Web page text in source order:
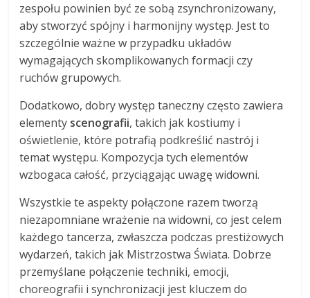
zespołu powinien być ze sobą zsynchronizowany,
aby stworzyć spójny i harmonijny występ. Jest to
szczególnie ważne w przypadku układów
wymagających skomplikowanych formacji czy
ruchów grupowych.
Dodatkowo, dobry występ taneczny często zawiera
elementy scenografii, takich jak kostiumy i
oświetlenie, które potrafią podkreślić nastrój i
temat występu. Kompozycja tych elementów
wzbogaca całość, przyciągając uwagę widowni.
Wszystkie te aspekty połączone razem tworzą
niezapomniane wrażenie na widowni, co jest celem
każdego tancerza, zwłaszcza podczas prestiżowych
wydarzeń, takich jak Mistrzostwa Świata. Dobrze
przemyślane połączenie techniki, emocji,
choreografii i synchronizacji jest kluczem do